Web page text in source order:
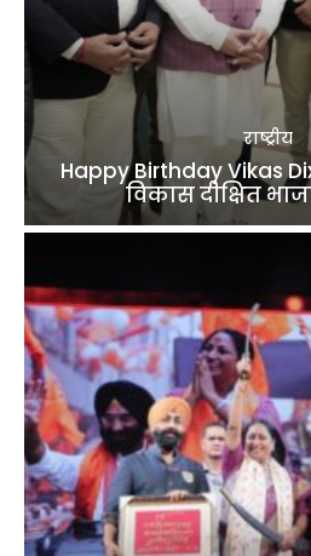
राष्ट्रीय
Happy Birthday Vikas
विकास दीक्षित